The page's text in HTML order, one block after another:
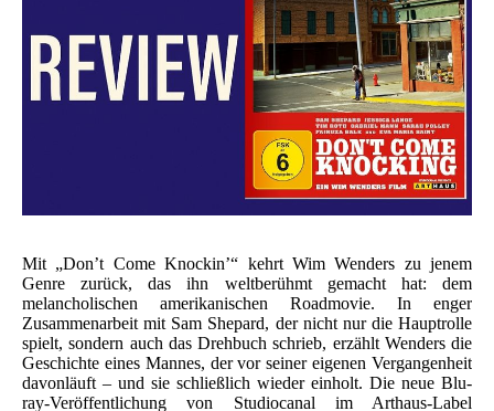
Mit „Don’t Come Knockin’“ kehrt Wim Wenders zu jenem
Genre zurück, das ihn weltberühmt gemacht hat: dem
melancholischen amerikanischen Roadmovie. In enger
Zusammenarbeit mit Sam Shepard, der nicht nur die Hauptrolle
spielt, sondern auch das Drehbuch schrieb, erzählt Wenders die
Geschichte eines Mannes, der vor seiner eigenen Vergangenheit
davonläuft – und sie schließlich wieder einholt. Die neue Blu-
ray-Veröffentlichung von Studiocanal im Arthaus-Label